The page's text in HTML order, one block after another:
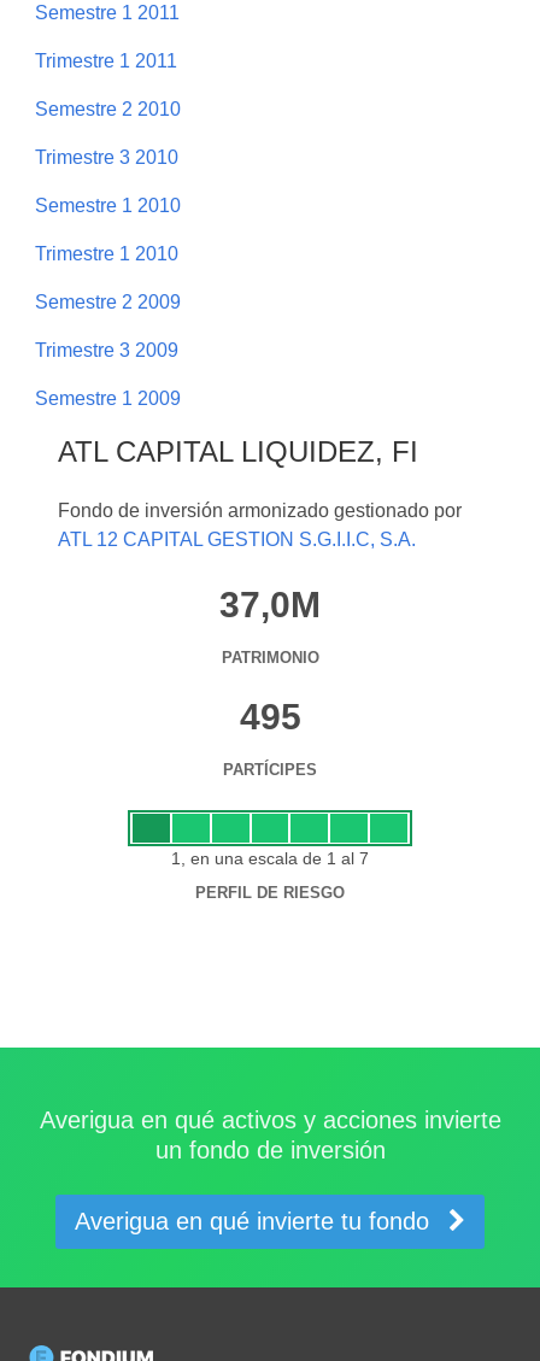
Semestre 1 2011
Trimestre 1 2011
Semestre 2 2010
Trimestre 3 2010
Semestre 1 2010
Trimestre 1 2010
Semestre 2 2009
Trimestre 3 2009
Semestre 1 2009
ATL CAPITAL LIQUIDEZ, FI
Fondo de inversión armonizado gestionado por
ATL 12 CAPITAL GESTION S.G.I.I.C, S.A.
37,0M
PATRIMONIO
495
PARTÍCIPES
1, en una escala de 1 al 7
PERFIL DE RIESGO
Averigua en qué activos y acciones invierte
un fondo de inversión
Averigua en qué invierte tu fondo